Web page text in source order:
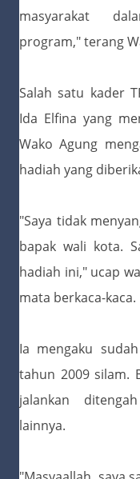
masyarakat
program," terang
Salah satu kader
Ida Elfina yang
Wako Agung
hadiah yang
"Saya tidak
bapak wali kota.
hadiah ini," ucap
mata berkaca-kaca.
Ia mengaku
tahun 2009 silam.
jalankan
lainnya.